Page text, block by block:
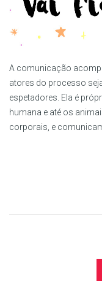
A comunicação
atores do processo
espetadores. Ela é
humana e até os
corporais, e